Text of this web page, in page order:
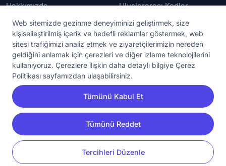
Web sitemizde gezinme deneyiminizi geliştirmek, size
kişiselleştirilmiş içerik ve hedefli reklamlar göstermek, web
sitesi trafiğimizi analiz etmek ve ziyaretçilerimizin nereden
geldiğini anlamak için çerezleri ve diğer izleme teknolojilerini
kullanıyoruz. Çerezlere ilişkin daha detaylı bilgiye Çerez
Politikası sayfamızdan ulaşabilirsiniz.
Tümünü Kabul Et
Tümünü Reddet
Tercihleri Düzenle
Hakkımızda
İletişim
Uluslararası Kodlar
Güvenilir Numaralar
YASAL KORUMA
Kullanım Koşulları
Gizlilik Sözleşmesi
KVKK Aydınlatma Metni
Çerez Ayarları
© 2020 - 2026 NumaraAra.com | Tüm Hakları Saklıdır.